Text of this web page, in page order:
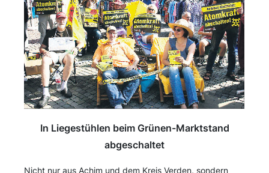
In Liegestühlen beim Grünen-Marktstand
abgeschaltet
Nicht nur aus Achim und dem Kreis Verden, sondern